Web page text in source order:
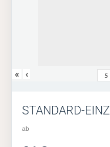
« ‹
STANDARD-
ab